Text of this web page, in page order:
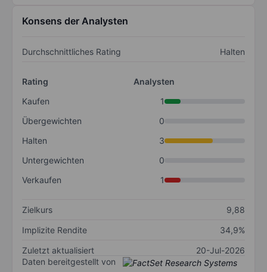
Konsens der Analysten
Durchschnittliches Rating Halten
Rating
Analysten
Kaufen
1
Übergewichten
0
Halten
3
Untergewichten
0
Verkaufen
1
Zielkurs
9,88
Implizite Rendite
34,9%
Zuletzt aktualisiert
20-Jul-2026
Daten bereitgestellt von